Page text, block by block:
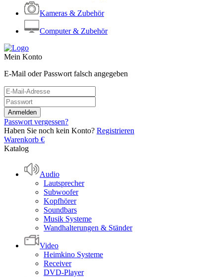
Kameras & Zubehör
Computer & Zubehör
Mein Konto
E-Mail oder Passwort falsch angegeben
Passwort vergessen?
Haben Sie noch kein Konto? Registrieren
Warenkorb €
Katalog
Audio
Lautsprecher
Subwoofer
Kopfhörer
Soundbars
Musik Systeme
Wandhalterungen & Ständer
Video
Heimkino Systeme
Receiver
DVD-Player